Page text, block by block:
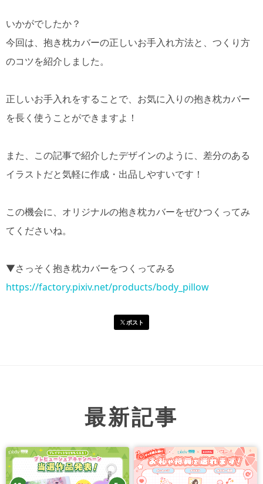
いかがでしたか？
今回は、抱き枕カバーの正しいお手入れ方法と、つくり方
のコツを紹介しました。
正しいお手入れをすることで、お気に入りの抱き枕カバー
を長く使うことができますよ！
また、この記事で紹介したデザインのように、差分のある
イラストだと気軽に作成・出品しやすいです！
この機会に、オリジナルの抱き枕カバーをぜひつくってみ
てくださいね。
▼さっそく抱き枕カバーをつくってみる
https://factory.pixiv.net/products/body_pillow
ポスト
最新記事